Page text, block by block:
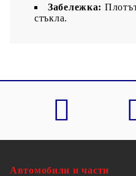
Забележка:
стъкла.
Автомобили и части